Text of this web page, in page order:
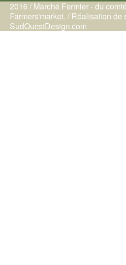
2016 / Marché Fermier - du
Farmers'market. / Réalisation de
SudOuestDesign.com